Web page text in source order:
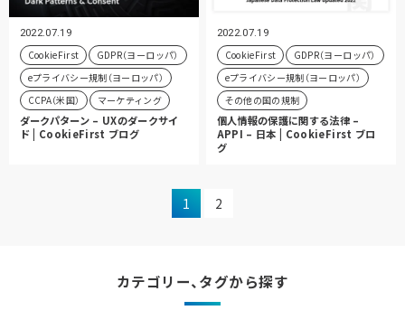
2022.07.19
CookieFirst
GDPR（ヨーロッパ）
eプライバシー規制（ヨーロッパ）
CCPA（米国）
マーケティング
ダークパターン – UXのダークサイ
ド | CookieFirst ブログ
2022.07.19
CookieFirst
GDPR（ヨーロッパ）
eプライバシー規制（ヨーロッパ）
その他の国の規制
個人情報の保護に関する法律 –
APPI – 日本 | CookieFirst ブロ
グ
1 2
カテゴリー、タグから探す